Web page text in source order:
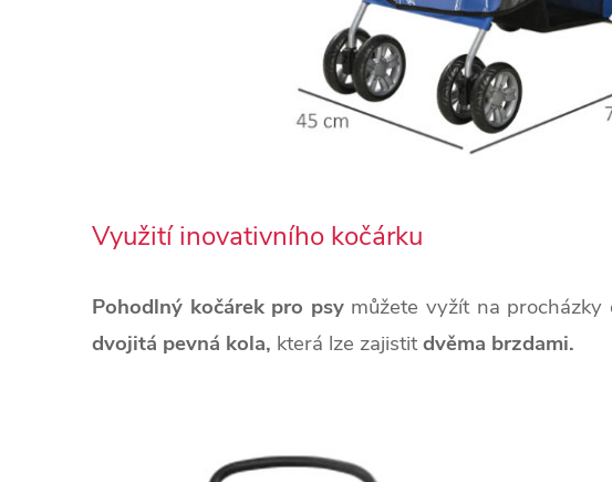
Využití inovativního kočárku
Pohodlný kočárek pro psymůžete vyžít na procházky
dvojitá pevná kola, která lze zajistitdvěma brzdami.